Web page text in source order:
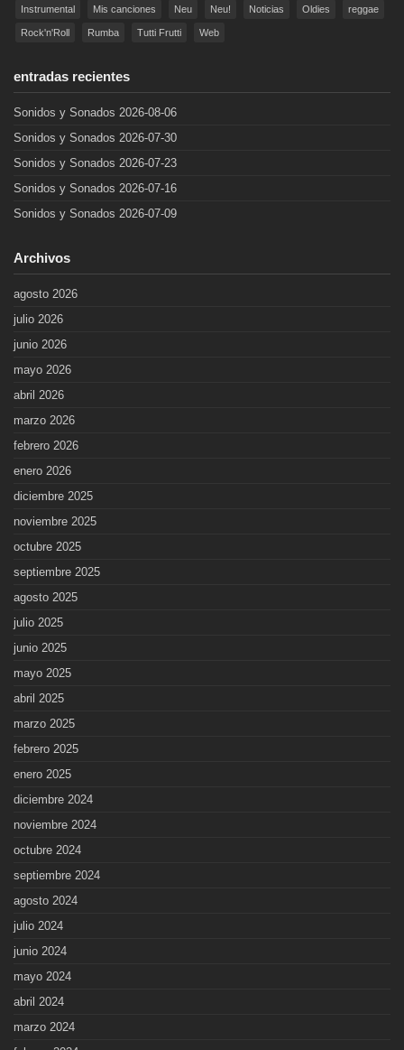
Instrumental Mis canciones Neu Neu! Noticias Oldies reggae
Rock'n'Roll Rumba Tutti Frutti Web
entradas recientes
Sonidos y Sonados 2026-08-06
Sonidos y Sonados 2026-07-30
Sonidos y Sonados 2026-07-23
Sonidos y Sonados 2026-07-16
Sonidos y Sonados 2026-07-09
Archivos
agosto 2026
julio 2026
junio 2026
mayo 2026
abril 2026
marzo 2026
febrero 2026
enero 2026
diciembre 2025
noviembre 2025
octubre 2025
septiembre 2025
agosto 2025
julio 2025
junio 2025
mayo 2025
abril 2025
marzo 2025
febrero 2025
enero 2025
diciembre 2024
noviembre 2024
octubre 2024
septiembre 2024
agosto 2024
julio 2024
junio 2024
mayo 2024
abril 2024
marzo 2024